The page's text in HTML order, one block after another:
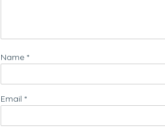
Name *
Email *